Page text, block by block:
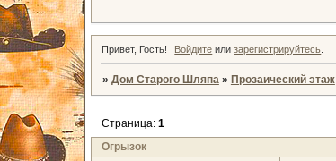
Привет, Гость! Войдите илизарегистрируйтесь
» Дом Старого Шляпа » Прозаический этаж
Огрызок
Страница: 1